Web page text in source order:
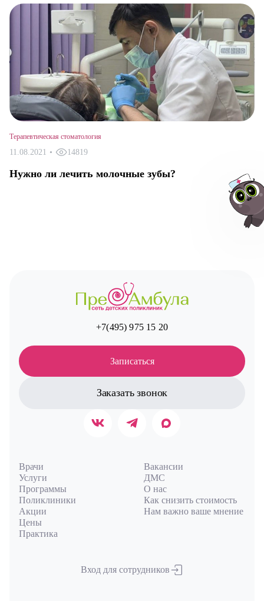
Терапевтическая стоматология
11.08.2021 • 14819
Нужно ли лечить молочные зубы?
+7(495) 975 15 20
Записаться
Заказать звонок
Врачи
Услуги
Программы
Поликлиники
Акции
Цены
Практика
Вакансии
ДМС
О нас
Как снизить стоимость
Нам важно ваше мнение
Вход для сотрудников